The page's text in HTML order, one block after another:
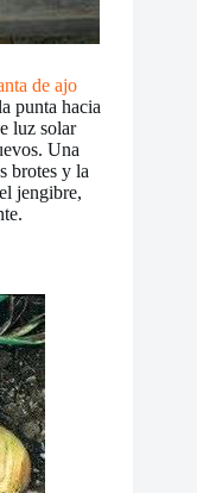
de ajo
punta hacia
luz solar
Una
brotes y la
jengibre,